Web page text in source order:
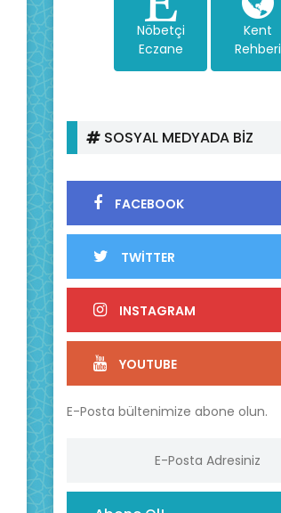
Nöbetçi
Eczane
Kent
Rehberi
SOSYAL MEDYADA BİZ
FACEBOOK
TWİTTER
INSTAGRAM
YOUTUBE
E-Posta bültenimize abone olun.